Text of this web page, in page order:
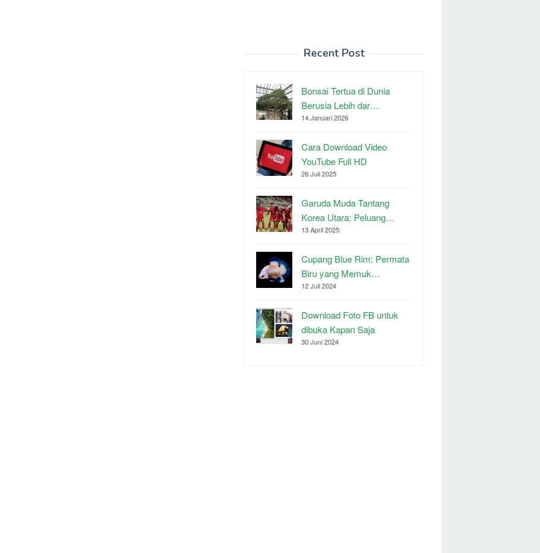
Recent Post
Bonsai Tertua di Dunia
Berusia Lebih dar…
14 Januari 2026
Cara Download Video
YouTube Full HD
26 Juli 2025
Garuda Muda Tantang
Korea Utara: Peluang…
13 April 2025
Cupang Blue Rim: Permata
Biru yang Memuk…
12 Juli 2024
Download Foto FB untuk
dibuka Kapan Saja
30 Juni 2024